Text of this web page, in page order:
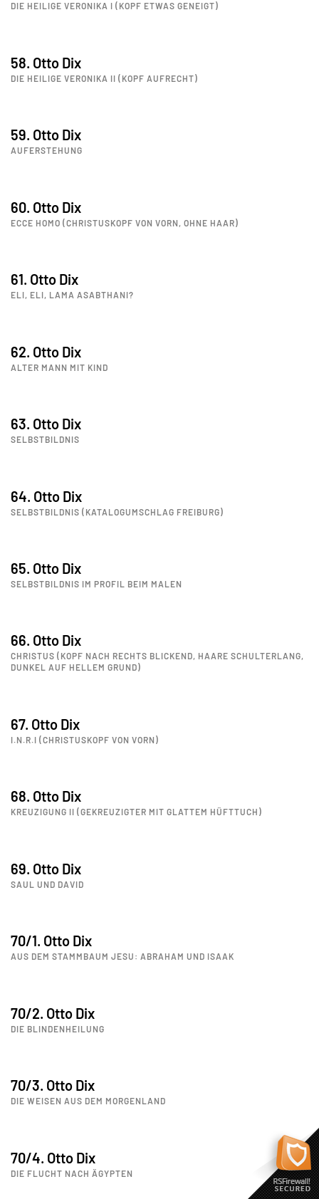
DIE HEILIGE VERONIKA I (KOPF ETWAS GENEIGT)
58. Otto Dix
DIE HEILIGE VERONIKA II (KOPF AUFRECHT)
59. Otto Dix
AUFERSTEHUNG
60. Otto Dix
ECCE HOMO (CHRISTUSKOPF VON VORN, OHNE HAAR)
61. Otto Dix
ELI, ELI, LAMA ASABTHANI?
62. Otto Dix
ALTER MANN MIT KIND
63. Otto Dix
SELBSTBILDNIS
64. Otto Dix
SELBSTBILDNIS (KATALOGUMSCHLAG FREIBURG)
65. Otto Dix
SELBSTBILDNIS IM PROFIL BEIM MALEN
66. Otto Dix
CHRISTUS (KOPF NACH RECHTS BLICKEND, HAARE SCHULTERLANG,
DUNKEL AUF HELLEM GRUND)
67. Otto Dix
I.N.R.I (CHRISTUSKOPF VON VORN)
68. Otto Dix
KREUZIGUNG II (GEKREUZIGTER MIT GLATTEM HÜFTTUCH)
69. Otto Dix
SAUL UND DAVID
70/1. Otto Dix
AUS DEM STAMMBAUM JESU: ABRAHAM UND ISAAK
70/2. Otto Dix
DIE BLINDENHEILUNG
70/3. Otto Dix
DIE WEISEN AUS DEM MORGENLAND
70/4. Otto Dix
DIE FLUCHT NACH ÄGYPTEN